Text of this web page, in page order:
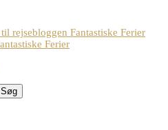
rejsebloggen Fantastiske Ferier
Ferier
Søg